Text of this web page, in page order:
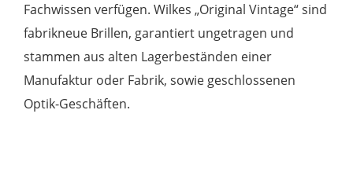
Fachwissen verfügen. Wilkes „Original Vintage“ sind
fabrikneue Brillen, garantiert ungetragen und
stammen aus alten Lagerbeständen einer
Manufaktur oder Fabrik, sowie geschlossenen
Optik-Geschäften.